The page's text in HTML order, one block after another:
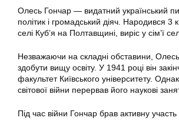
Олесь Гончар — видатний український
політик і громадський діяч. Народився 3
селі Куб’я на Полтавщині, виріс у сім’ї
Незважаючи на складні обставини,
здобути вищу освіту. У 1941 році він
факультет Київського університету.
світової війни перервав його наукові
Під час війни Гончар брав активну участь